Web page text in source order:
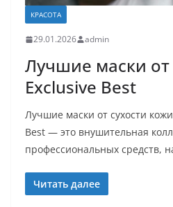
КРАСОТА
29.01.2026 admin
Лучшие маски от
Exclusive Best
Лучшие маски от сухости
Best — это внушительная
профессиональных средств,
Читать далее